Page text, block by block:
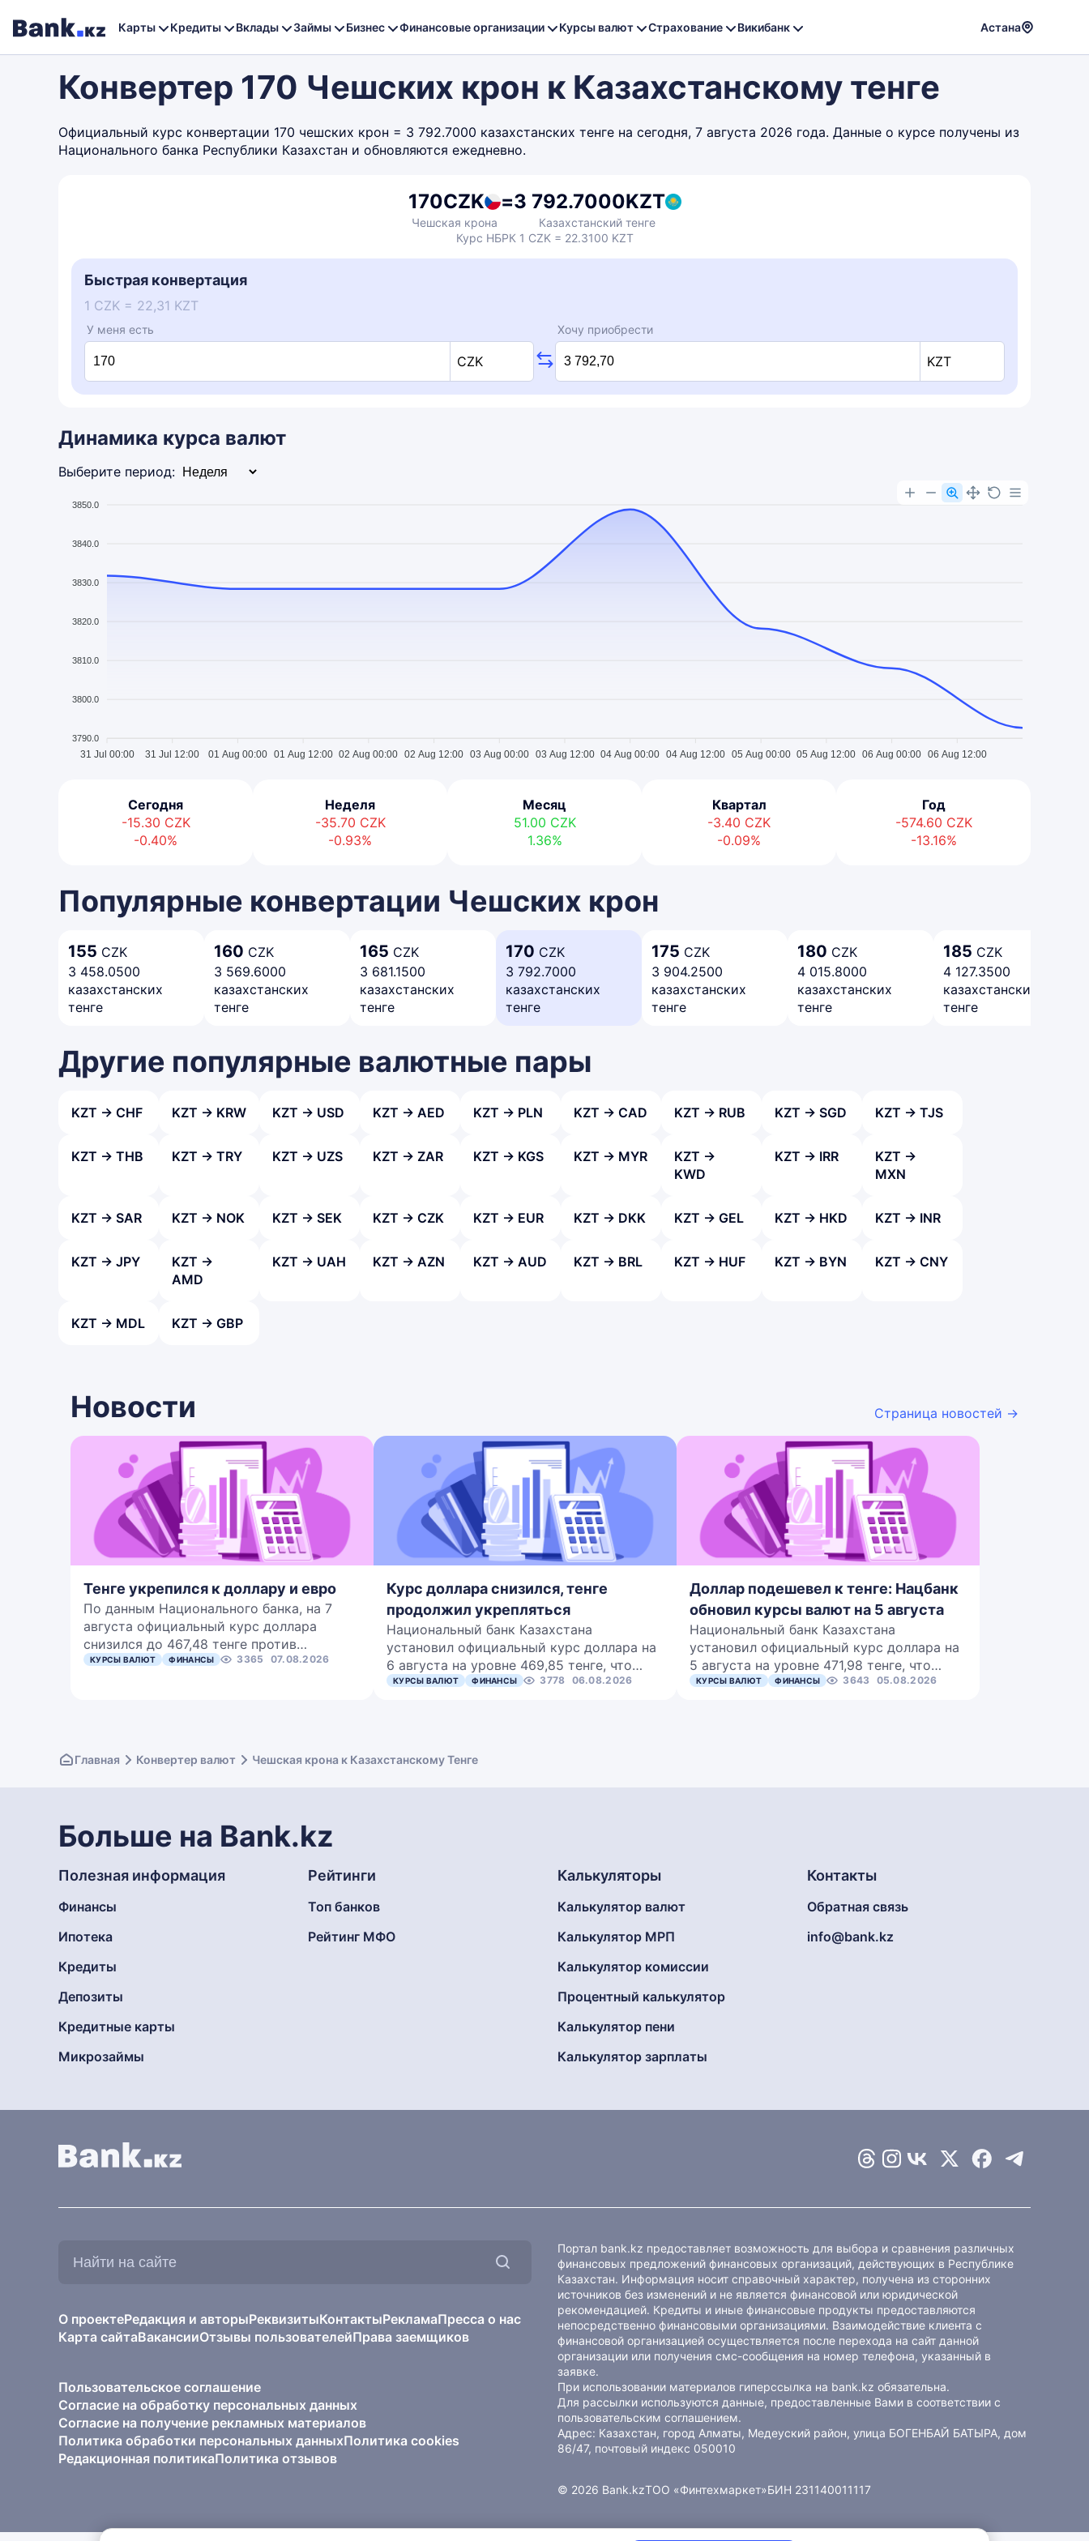
Карты Кредиты Вклады Займы Бизнес Финансовые организации Курсы валют Страхование Викибанк Астана
Конвертер 170 Чешских крон к Казахстанскому тенге
Официальный курс конвертации 170 чешских крон = 3 792.7000 казахстанских тенге на сегодня, 7 августа 2026 года. Данные о курсе получены из
Национального банка Республики Казахстан и обновляются ежедневно.
170CZK
Чешская крона
=3 792.7000KZT
Казахстанский тенге
Курс НБРК 1 CZK = 22.3100 KZT
Быстрая конвертация
1 CZK = 22,31 KZT
У меня есть
CZK
Хочу приобрести
KZT
Динамика курса валют
Выберите период:
3850.0
3840.0
3830.0
3820.0
3810.0
3800.0
3790.0
31 Jul 00:00 31 Jul 12:00 01 Aug 00:00 01 Aug 12:00 02 Aug 00:00 02 Aug 12:00 03 Aug 00:00 03 Aug 12:00 04 Aug 00:00 04 Aug 12:00 05 Aug 00:00 05 Aug 12:00 06 Aug 00:00 06 Aug 12:00
Сегодня
-15.30 CZK
-0.40%
Неделя
-35.70 CZK
-0.93%
Месяц
51.00 CZK
1.36%
Квартал
-3.40 CZK
-0.09%
Год
-574.60 CZK
-13.16%
Популярные конвертации Чешских крон
155 CZK
3 458.0500
казахстанских
тенге
160 CZK
3 569.6000
казахстанских
тенге
165 CZK
3 681.1500
казахстанских
тенге
170 CZK
3 792.7000
казахстанских
тенге
175 CZK
3 904.2500
казахстанских
тенге
180 CZK
4 015.8000
казахстанских
тенге
185 CZK
4 127.3500
казахстанских
тенге
Другие популярные валютные пары
KZT → CHF KZT → KRW KZT → USD KZT → AED KZT → PLN KZT → CAD KZT → RUB KZT → SGD KZT → TJS
KZT → THB KZT → TRY KZT → UZS KZT → ZAR KZT → KGS KZT → MYR
KZT →
KWD
KZT → IRR
KZT →
MXN
KZT → SAR KZT → NOK KZT → SEK KZT → CZK KZT → EUR KZT → DKK KZT → GEL KZT → HKD KZT → INR
KZT → JPY
KZT →
AMD
KZT → UAH KZT → AZN KZT → AUD KZT → BRL KZT → HUF KZT → BYN KZT → CNY
KZT → MDL KZT → GBP
Новости Страница новостей →
Тенге укрепился к доллару и евро
По данным Национального банка, на 7
августа официальный курс доллара
снизился до 467,48 тенге против…
КУРСЫ ВАЛЮТ ФИНАНСЫ 3365 07.08.2026
Курс доллара снизился, тенге
продолжил укрепляться
Национальный банк Казахстана
установил официальный курс доллара на
6 августа на уровне 469,85 тенге, что…
КУРСЫ ВАЛЮТ ФИНАНСЫ 3778 06.08.2026
Доллар подешевел к тенге: Нацбанк
обновил курсы валют на 5 августа
Национальный банк Казахстана
установил официальный курс доллара на
5 августа на уровне 471,98 тенге, что…
КУРСЫ ВАЛЮТ ФИНАНСЫ 3643 05.08.2026
Главная Конвертер валют Чешская крона к Казахстанскому Тенге
Больше на Bank.kz
Полезная информация
Финансы
Ипотека
Кредиты
Депозиты
Кредитные карты
Микрозаймы
Рейтинги
Топ банков
Рейтинг МФО
Калькуляторы
Калькулятор валют
Калькулятор МРП
Калькулятор комиссии
Процентный калькулятор
Калькулятор пени
Калькулятор зарплаты
Контакты
Обратная связь
info@bank.kz
О проектеРедакция и авторыРеквизитыКонтактыРекламаПресса о нас
Карта сайтаВакансииОтзывы пользователейПрава заемщиков
Пользовательское соглашение
Согласие на обработку персональных данных
Согласие на получение рекламных материалов
Политика обработки персональных данныхПолитика cookies
Редакционная политикаПолитика отзывов
Портал bank.kz предоставляет возможность для выбора и сравнения различных
финансовых предложений финансовых организаций, действующих в Республике
Казахстан. Информация носит справочный характер, получена из сторонних
источников без изменений и не является финансовой или юридической
рекомендацией. Кредиты и иные финансовые продукты предоставляются
непосредственно финансовыми организациями. Взаимодействие клиента с
финансовой организацией осуществляется после перехода на сайт данной
организации или получения смс-сообщения на номер телефона, указанный в
заявке.
При использовании материалов гиперссылка на bank.kz обязательна.
Для рассылки используются данные, предоставленные Вами в соответствии с
пользовательским соглашением.
Адрес: Казахстан, город Алматы, Медеуский район, улица БОГЕНБАЙ БАТЫРА, дом
86/47, почтовый индекс 050010
© 2026 Bank.kzТОО «Финтехмаркет»БИН 231140011117